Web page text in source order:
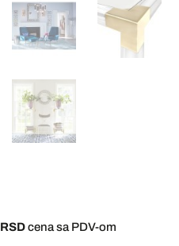
RSDTrenutna
cena sa PDV-om